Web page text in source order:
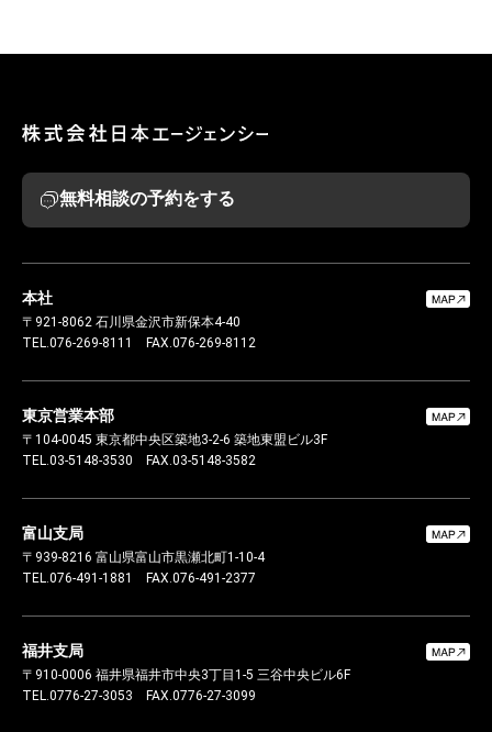
無料相談の予約をする
本社
〒921-8062 石川県金沢市新保本4-40
TEL.076-269-8111
FAX.076-269-8112
東京営業本部
〒104-0045 東京都中央区築地3-2-6 築地東盟ビル3F
TEL.03-5148-3530
FAX.03-5148-3582
富山支局
〒939-8216 富山県富山市黒瀬北町1-10-4
TEL.076-491-1881
FAX.076-491-2377
福井支局
〒910-0006 福井県福井市中央3丁目1-5 三谷中央ビル6F
TEL.0776-27-3053
FAX.0776-27-3099